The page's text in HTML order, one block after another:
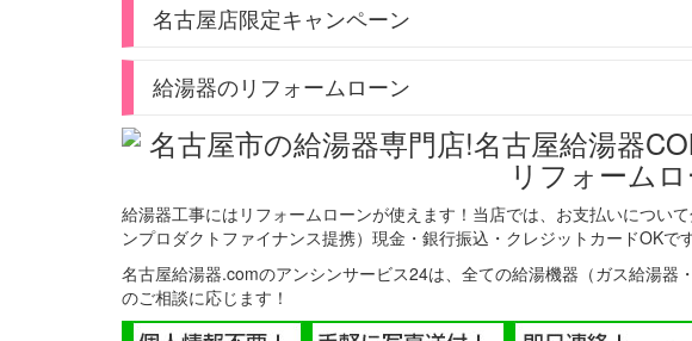
名古屋店限定キャンペーン
給湯器のリフォームローン
給湯器工事にはリフォームローンが使えます！当店では、お支払いについ
ンプロダクトファイナンス提携）現金・銀行振込・クレジットカードOKで
名古屋給湯器.comのアンシンサービス24は、全ての給湯機器（ガス給湯器
のご相談に応じます！